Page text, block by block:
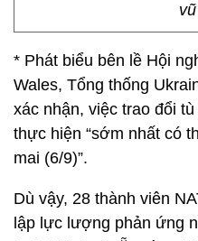
* Phát biểu bên lề Hội
Wales, Tổng thống
xác nhận, việc trao đổi
thực hiện “sớm nhất có
mai (6/9)”.
Dù vậy, 28 thành viên
lập lực lượng phản ứng